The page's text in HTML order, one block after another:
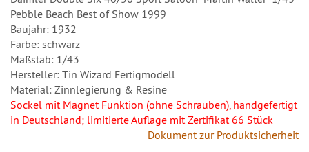
Pebble Beach Best of Show 1999
Baujahr: 1932
Farbe: schwarz
Maßstab: 1/43
Hersteller: Tin Wizard Fertigmodell
Material: Zinnlegierung & Resine
Sockel mit Magnet Funktion (ohne Schrauben), handgefertigt
in Deutschland; limitierte Auflage mit Zertifikat 66 Stück
Dokument zur Produktsicherheit